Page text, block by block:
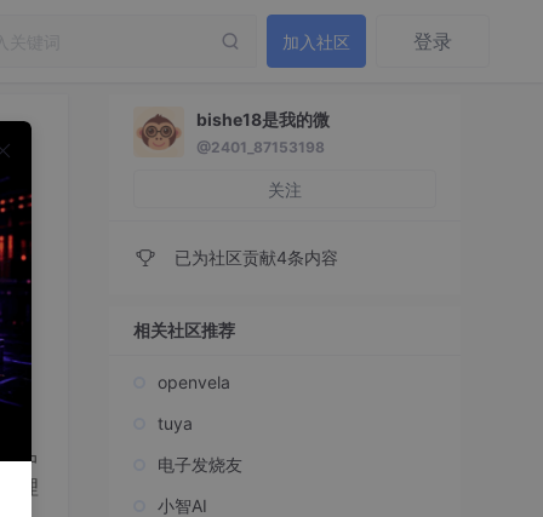
加入社区 登录
中
理
bishe18是我的微
@2401_87153198
关注
已为社区贡献4条内容
相关社区推荐
openvela
tuya
电子发烧友
小智AI